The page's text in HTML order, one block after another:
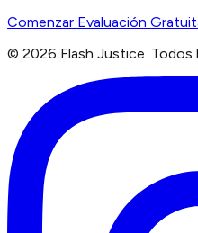
Comenzar Evaluación
© 2026 Flash Justice. Todos